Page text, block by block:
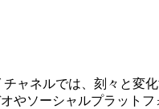
ャネルでは、刻々と変
やソーシャルプラット